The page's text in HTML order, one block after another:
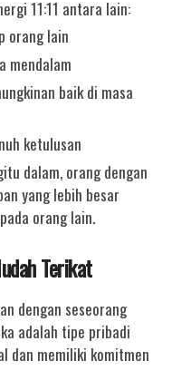
11:11 antara lain:
orang lain
mendalam
baik di masa
ketulusan
dalam, orang dengan
yang lebih besar
orang lain.
Terikat
dengan seseorang
adalah tipe pribadi
dan memiliki komitmen